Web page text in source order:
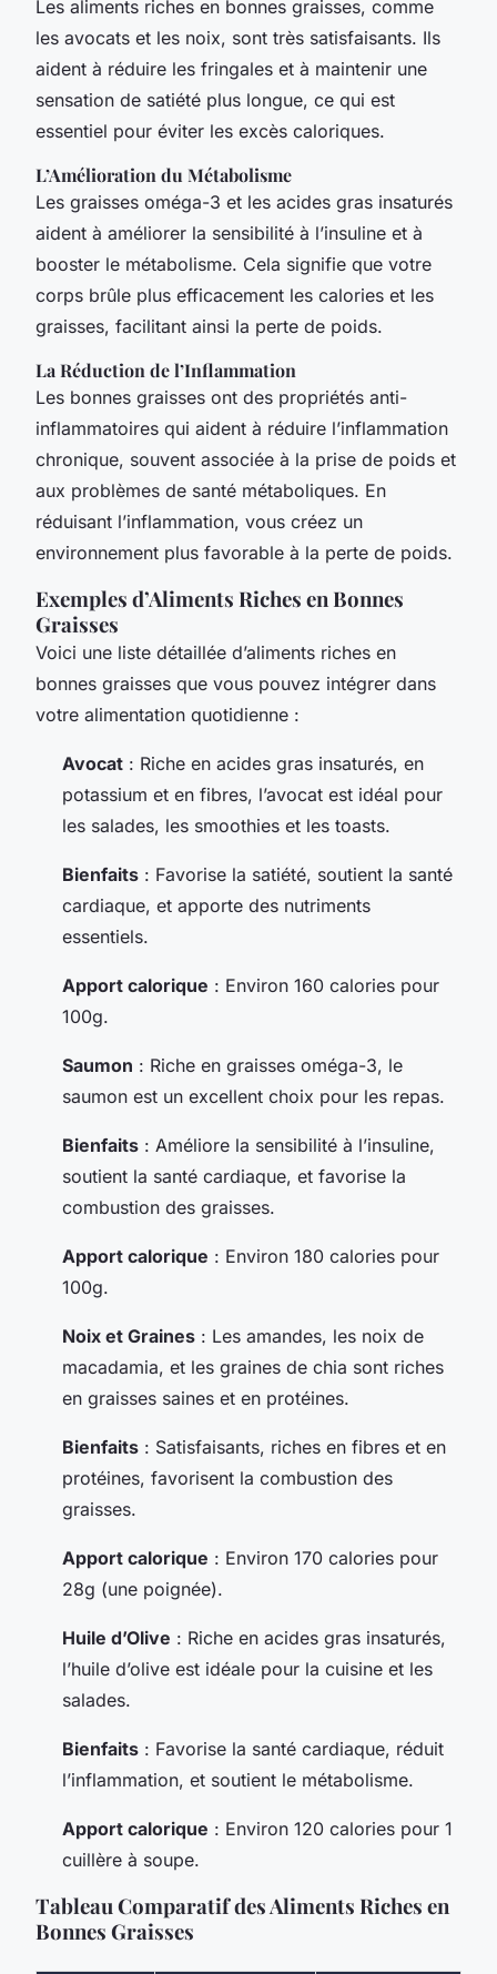
Les aliments riches en bonnes graisses, comme
les avocats et les noix, sont très satisfaisants. Ils
aident à réduire les fringales et à maintenir une
sensation de satiété plus longue, ce qui est
essentiel pour éviter les excès caloriques.
L’Amélioration du Métabolisme
Les graisses oméga-3 et les acides gras insaturés
aident à améliorer la sensibilité à l’insuline et à
booster le métabolisme. Cela signifie que votre
corps brûle plus efficacement les calories et les
graisses, facilitant ainsi la perte de poids.
La Réduction de l’Inflammation
Les bonnes graisses ont des propriétés anti-
inflammatoires qui aident à réduire l’inflammation
chronique, souvent associée à la prise de poids et
aux problèmes de santé métaboliques. En
réduisant l’inflammation, vous créez un
environnement plus favorable à la perte de poids.
Exemples d’Aliments Riches en Bonnes
Graisses
Voici une liste détaillée d’aliments riches en
bonnes graisses que vous pouvez intégrer dans
votre alimentation quotidienne :
Avocat : Riche en acides gras insaturés, en
potassium et en fibres, l’avocat est idéal pour
les salades, les smoothies et les toasts.
Bienfaits : Favorise la satiété, soutient la santé
cardiaque, et apporte des nutriments
essentiels.
Apport calorique : Environ 160 calories pour
100g.
Saumon : Riche en graisses oméga-3, le
saumon est un excellent choix pour les repas.
Bienfaits : Améliore la sensibilité à l’insuline,
soutient la santé cardiaque, et favorise la
combustion des graisses.
Apport calorique : Environ 180 calories pour
100g.
Noix et Graines : Les amandes, les noix de
macadamia, et les graines de chia sont riches
en graisses saines et en protéines.
Bienfaits : Satisfaisants, riches en fibres et en
protéines, favorisent la combustion des
graisses.
Apport calorique : Environ 170 calories pour
28g (une poignée).
Huile d’Olive : Riche en acides gras insaturés,
l’huile d’olive est idéale pour la cuisine et les
salades.
Bienfaits : Favorise la santé cardiaque, réduit
l’inflammation, et soutient le métabolisme.
Apport calorique : Environ 120 calories pour 1
cuillère à soupe.
Tableau Comparatif des Aliments Riches en
Bonnes Graisses